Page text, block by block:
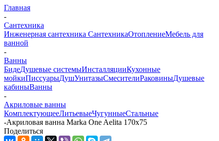
Главная
-
Сантехника
Инженерная сантехника СантехникаОтоплениеМебель для
ванной
-
Ванны
БидеДушевые системыИнсталляцииКухонные
мойкиПиссуарыДушУнитазыСмесителиРаковиныДушевые
кабиныВанны
-
Акриловые ванны
КомплектующееЛитьевыеЧугунныеСтальные
-Акриловая ванна Marka One Aelita 170х75
Поделиться